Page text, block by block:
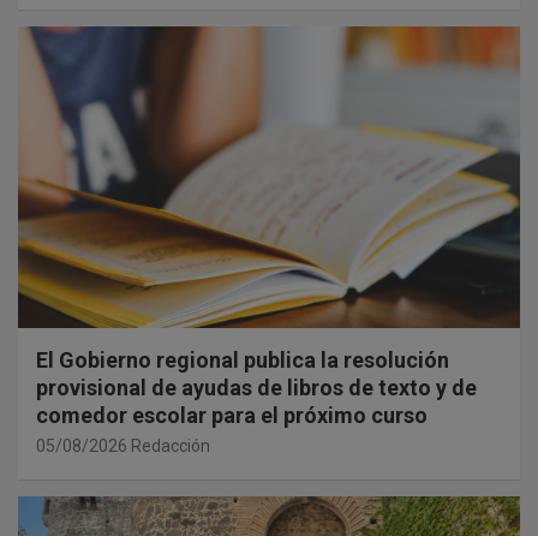
El Gobierno regional publica la resolución
provisional de ayudas de libros de texto y de
comedor escolar para el próximo curso
05/08/2026 Redacción